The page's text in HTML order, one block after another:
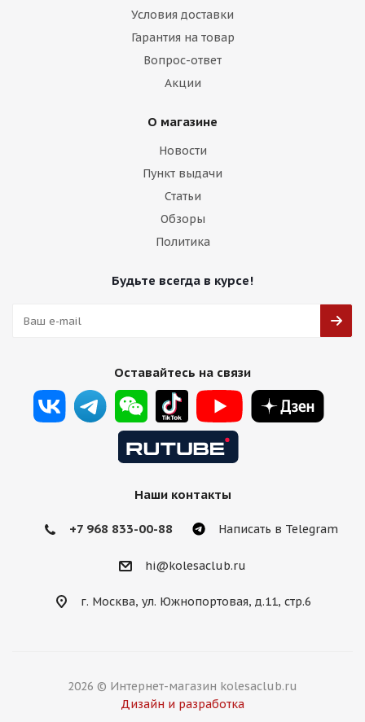
Условия доставки
Гарантия на товар
Вопрос-ответ
Акции
О магазине
Новости
Пункт выдачи
Статьи
Обзоры
Политика
Будьте всегда в курсе!
Оставайтесь на связи
Наши контакты
+7 968 833-00-88 Написать в Telegram
hi@kolesaclub.ru
г. Москва, ул. Южнопортовая, д.11, стр.6
2026 © Интернет-магазин kolesaclub.ru
Дизайн и разработка